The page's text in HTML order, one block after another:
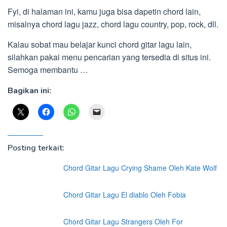
Fyi, di halaman ini, kamu juga bisa dapetin chord lain,
misalnya chord lagu jazz, chord lagu country, pop, rock, dll.
Kalau sobat mau belajar kunci chord gitar lagu lain,
silahkan pakai menu pencarian yang tersedia di situs ini.
Semoga membantu …
Bagikan ini:
Posting terkait:
Chord Gitar Lagu Crying Shame Oleh Kate Wolf
Chord Gitar Lagu El diablo Oleh Fobia
Chord Gitar Lagu Strangers Oleh For